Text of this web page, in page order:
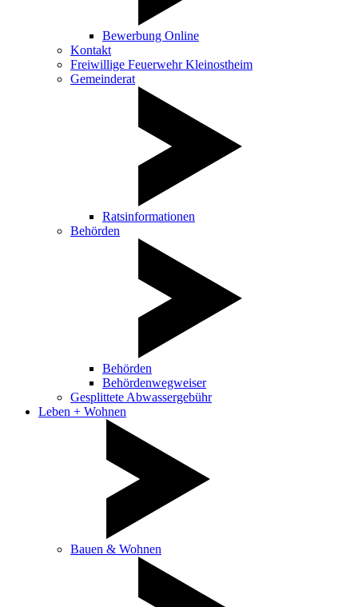
Bewerbung Online
Kontakt
Freiwillige Feuerwehr Kleinostheim
Gemeinderat
Ratsinformationen
Behörden
Behörden
Behördenwegweiser
Gesplittete Abwassergebühr
Leben + Wohnen
Bauen & Wohnen